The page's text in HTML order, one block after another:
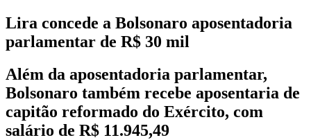
Lira concede a Bolsonaro aposentadoria
parlamentar de R$ 30 mil
Além da aposentadoria parlamentar,
Bolsonaro também recebe aposentaria de
capitão reformado do Exército, com
salário de R$ 11.945,49